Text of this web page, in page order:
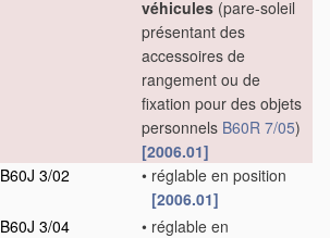
véhicules (pare-soleil
présentant des
accessoires de
rangement ou de
fixation pour des objets
personnels B60R 7/05)
[2006.01]
B60J 3/02
• réglable en position
[2006.01]
B60J 3/04
• réglable en